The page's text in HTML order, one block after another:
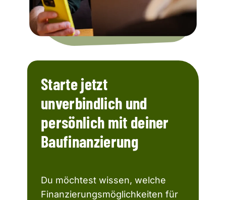
Starte jetzt
unverbindlich und
persönlich mit deiner
Baufinanzierung
Du möchtest wissen, welche
Finanzierungsmöglichkeiten für